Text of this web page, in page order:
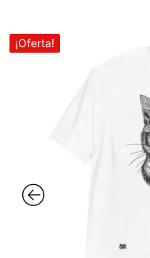
¡Oferta!